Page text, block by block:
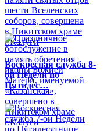
Воскресная служба 8-
ой Недели по
Пятидес…